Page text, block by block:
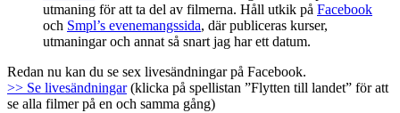
utmaning för att ta del av filmerna. Håll utkik på Facebook
och Smpl’s evenemangssida, där publiceras kurser,
utmaningar och annat så snart jag har ett datum.
Redan nu kan du se sex livesändningar på Facebook.
>> Se livesändningar(klicka på spellistan ”Flytten till landet” för att
se alla filmer på en och samma gång)